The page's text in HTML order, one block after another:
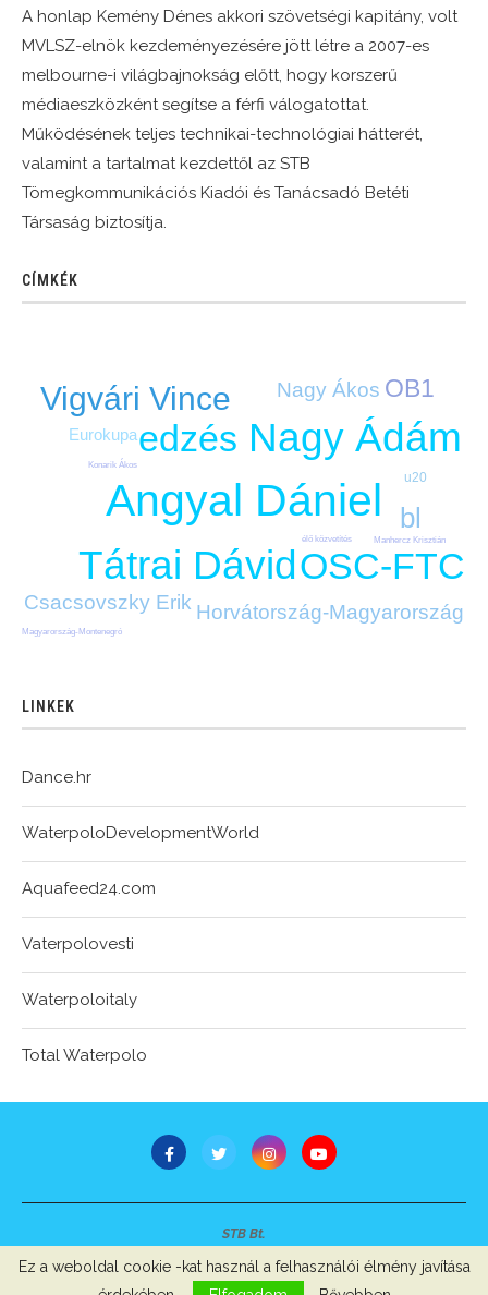
A honlap Kemény Dénes akkori szövetségi kapitány, volt
MVLSZ-elnök kezdeményezésére jött létre a 2007-es
melbourne-i világbajnokság előtt, hogy korszerű
médiaeszközként segítse a férfi válogatottat.
Működésének teljes technikai-technológiai hátterét,
valamint a tartalmat kezdettől az STB
Tömegkommunikációs Kiadói és Tanácsadó Betéti
Társaság biztosítja.
CÍMKÉK
Angyal Dániel
Nagy Ádám
Tátrai Dávid
edzés
OSC-FTC
Vigvári Vince
bl
OB1
Csacsovszky Erik Horvátország-Magyarország
Nagy Ákos
Eurokupa
u20
Konarik Ákos
Magyarország-Montenegró
Manhercz Krisztián
élő közvetítés
LINKEK
Dance.hr
WaterpoloDevelopmentWorld
Aquafeed24.com
Vaterpolovesti
Waterpoloitaly
Total Waterpolo
STB Bt.
Szerzői jogok, adatvédelem Impresszum
Ez a weboldal cookie -kat használ a felhasználói élmény javítása